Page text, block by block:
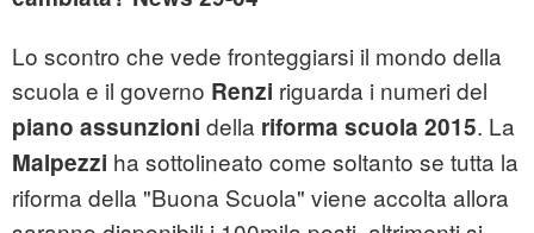
Lo scontro che vede fronteggiarsi il mondo della
scuola e il governo Renzi riguarda i numeri del
piano assunzioni della riforma scuola 2015. La
Malpezzi ha sottolineato come soltanto se tutta la
riforma della "Buona Scuola" viene accolta allora